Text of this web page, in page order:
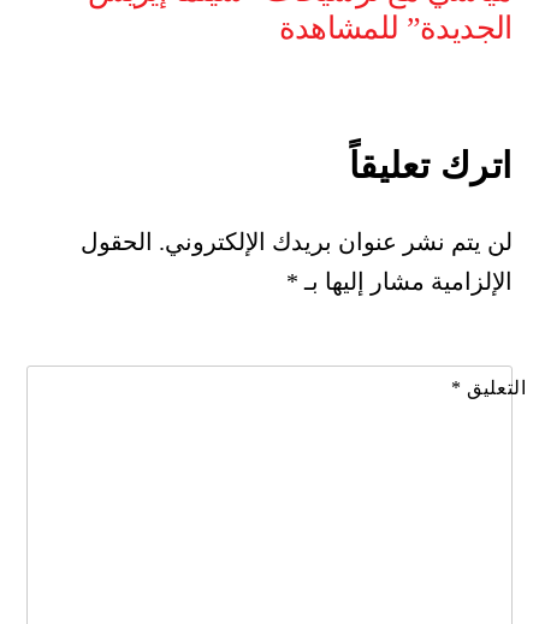
الجديدة” للمشاهدة
اترك تعليقاً
لن يتم نشر عنوان بريدك الإلكتروني. الحقول
الإلزامية مشار إليها بـ *
التعليق *